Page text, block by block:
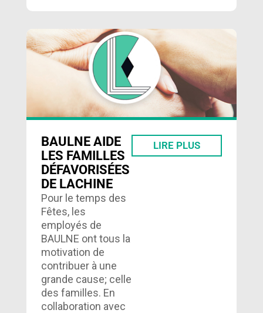
d’optimisation
énergétique pour
l’ensemble du site
de production afin
de réduire ses
BAULNE AIDE
LES FAMILLES
DÉFAVORISÉES
DE LACHINE
Pour le temps des
Fêtes, les
employés de
BAULNE ont tous la
motivation de
contribuer à une
grande cause; celle
des familles. En
collaboration avec
LIRE PLUS